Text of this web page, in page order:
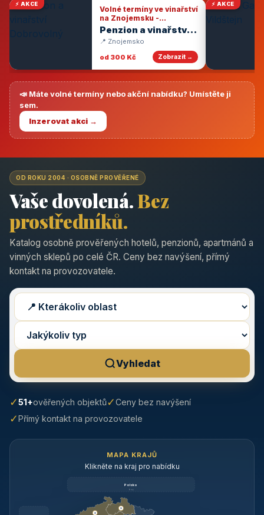
⚡ AKCE
Volné termíny ve vinařství
na Znojemsku -
degustace vín
Penzion a vinařství
Dobrovolný
📍 Znojemsko
od 300 Kč
Zobrazit →
⚡ AKCE
📣 Máte volné termíny nebo akční nabídku? Umístěte ji
sem.
Inzerovat akci →
OD ROKU 2004 · OSOBNĚ PROVĚŘENÉ
Vaše dovolená.Bez
prostředníků.
Katalog osobně prověřených hotelů, penzionů, apartmánů a
vinných sklepů po celé ČR. Ceny bez navýšení, přímý
kontakt na provozovatele.
Vyhledat
✓51+ověřených objektů✓Ceny bez navýšení
✓Přímý kontakt na provozovatele
MAPA KRAJŮ
Klikněte na kraj pro nabídku
Polsko
brzy
3
3